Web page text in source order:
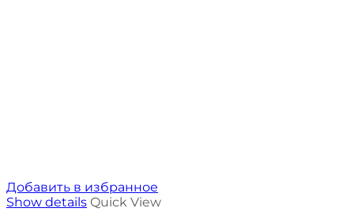
Добавить в избранное
Show details Quick View